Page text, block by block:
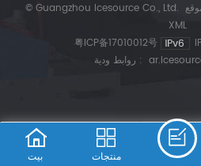
XML
粤ICP备17010012号
روابط ودية :
بيت منتجات